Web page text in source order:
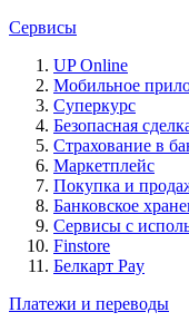
Сервисы
UP Online
Мобильное
Суперкурс
Безопасная
Страхование в
Маркетплейс
Покупка и
Банковское
Сервисы с
Finstore
Белкарт Pay
Платежи и переводы